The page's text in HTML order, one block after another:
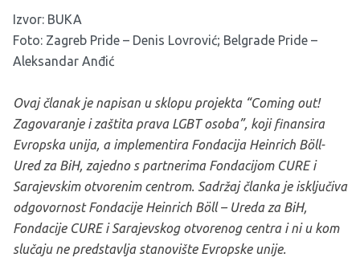
Izvor: BUKA
Foto: Zagreb Pride – Denis Lovrović; Belgrade Pride –
Aleksandar Anđić
Ovaj članak je napisan u sklopu projekta “Coming out!
Zagovaranje i zaštita prava LGBT osoba”, koji finansira
Evropska unija, a implementira Fondacija Heinrich Böll-
Ured za BiH, zajedno s partnerima Fondacijom CURE i
Sarajevskim otvorenim centrom. Sadržaj članka je isključiva
odgovornost Fondacije Heinrich Böll – Ureda za BiH,
Fondacije CURE i Sarajevskog otvorenog centra i ni u kom
slučaju ne predstavlja stanovište Evropske unije.